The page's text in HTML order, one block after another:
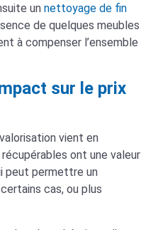
un nettoyage de fin
de quelques meubles
à compenser l’ensemble
sur le prix
vient en
ont une valeur
peut permettre un
cas, ou plus